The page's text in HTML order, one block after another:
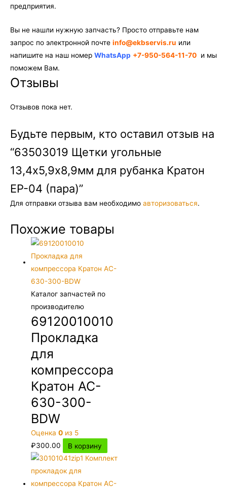
предприятия.
Вы не нашли нужную запчасть? Просто отправьте нам
запрос по электронной почте info@ekbservis.ru или
напишите на наш номер WhatsApp +7-950-564-11-70 и мы
поможем Вам.
Отзывы
Отзывов пока нет.
Будьте первым, кто оставил отзыв на
“63503019 Щетки угольные
13,4х5,9х8,9мм для рубанка Кратон
EP-04 (пара)”
Для отправки отзыва вам необходимо авторизоваться.
Похожие товары
Каталог запчастей по
производителю
69120010010
Прокладка
для
компрессора
Кратон AC-
630-300-
BDW
Оценка0 из 5
₽300.00 В корзину